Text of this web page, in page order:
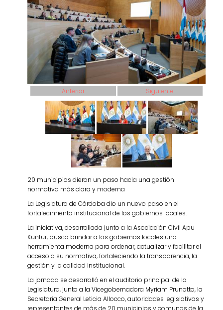
Anterior Siguiente
20 municipios dieron un paso hacia una gestión
normativa más clara y moderna
La Legislatura de Córdoba dio un nuevo paso en el
fortalecimiento institucional de los gobiernos locales.
La iniciativa, desarrollada junto a la Asociación Civil Apu
Kuntur, busca brindar a los gobiernos locales una
herramienta moderna para ordenar, actualizar y facilitar el
acceso a su normativa, fortaleciendo la transparencia, la
gestión y la calidad institucional.
La jornada se desarrolló en el auditorio principal de la
Legislatura, junto a la Vicegobernadora Myriam Prunotto, la
Secretaria General Leticia Allocco, autoridades legislativas y
representantes de más de 20 municipios y comunas de la